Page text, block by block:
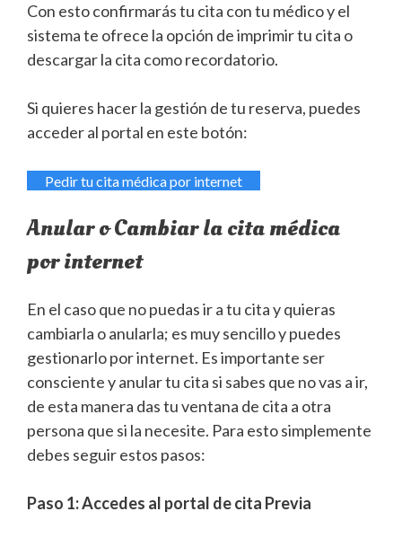
Con esto confirmarás tu cita con tu médico y el
sistema te ofrece la opción de imprimir tu cita o
descargar la cita como recordatorio.
Si quieres hacer la gestión de tu reserva, puedes
acceder al portal en este botón:
Pedir tu cita médica por internet
Anular o Cambiar la cita médica
por internet
En el caso que no puedas ir a tu cita y quieras
cambiarla o anularla; es muy sencillo y puedes
gestionarlo por internet. Es importante ser
consciente y anular tu cita si sabes que no vas a ir,
de esta manera das tu ventana de cita a otra
persona que si la necesite. Para esto simplemente
debes seguir estos pasos:
Paso 1: Accedes al portal de cita Previa